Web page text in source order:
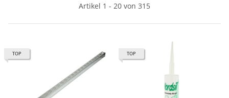
Artikel 1 - 20 von 315
TOP TOP